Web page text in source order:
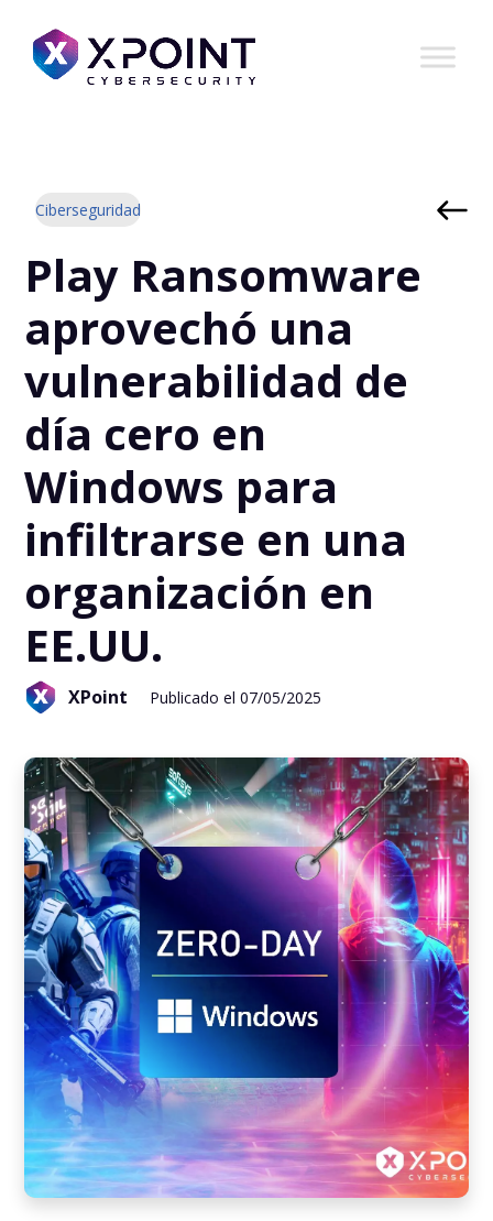
Ciberseguridad
Play Ransomware
aprovechó una
vulnerabilidad de
día cero en
Windows para
infiltrarse en una
organización en
EE.UU.
XPoint Publicado el 07/05/2025